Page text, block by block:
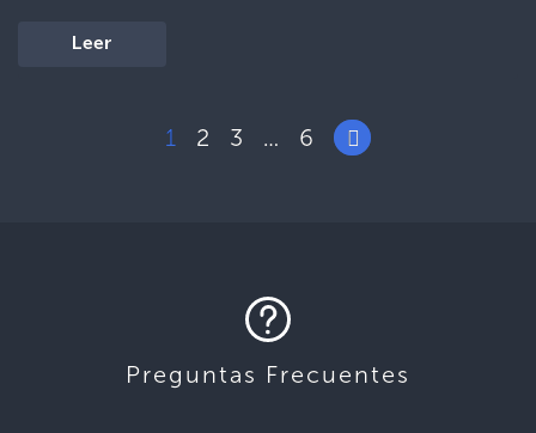
Leer
1 2 3 … 6
Preguntas Frecuentes